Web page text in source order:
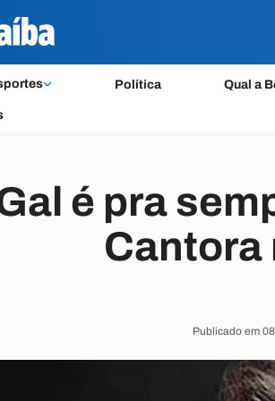
Política Qual a
é pra
Cantora
Publicado em